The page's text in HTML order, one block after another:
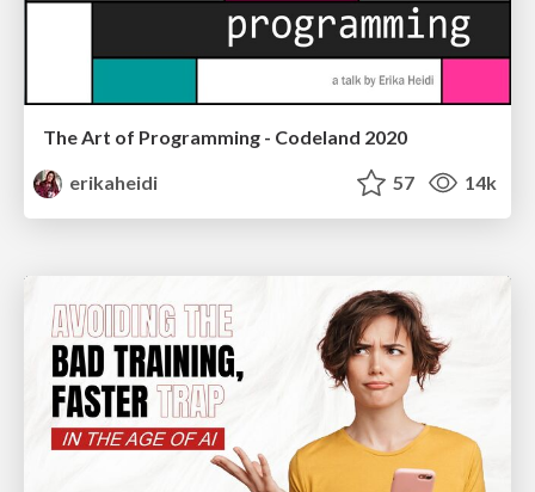
The Art of Programming - Codeland 2020
erikaheidi
57 14k